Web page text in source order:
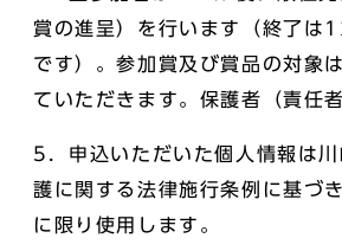
賞の進呈）を行います（終了は
です）。参加賞及び賞品の対象
ていただきます。保護者（責任
5．申込いただいた個人情報は
護に関する法律施行条例に基づ
に限り使用します。